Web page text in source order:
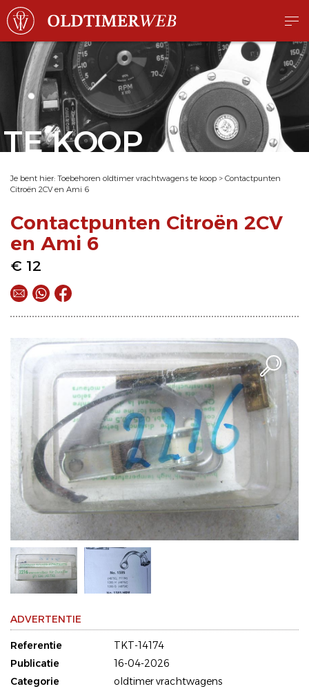
TE KOOP
Je bent hier: Toebehoren oldtimer vrachtwagens te koop > Contactpunten
Citroën 2CV en Ami 6
Contactpunten Citroën 2CV
en Ami 6
€ 12
ADVERTENTIE
Referentie
TKT-14174
Publicatie
16-04-2026
Categorie
oldtimer vrachtwagens